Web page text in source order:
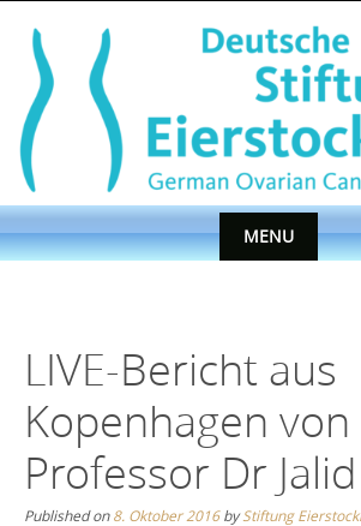
content
MENU
LIVE-Bericht aus
Kopenhagen von
Professor Dr
Published on8. Oktober 2016byStiftung